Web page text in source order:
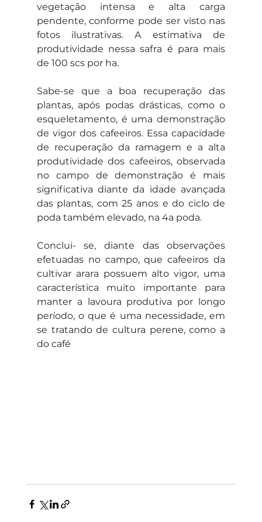
vegetação intensa e alta carga
pendente, conforme pode ser visto nas
fotos ilustrativas. A estimativa de
produtividade nessa safra é para mais
de 100 scs por ha.
Sabe-se que a boa recuperação das
plantas, após podas drásticas, como o
esqueletamento, é uma demonstração
de vigor dos cafeeiros. Essa capacidade
de recuperação da ramagem e a alta
produtividade dos cafeeiros, observada
no campo de demonstração é mais
significativa diante da idade avançada
das plantas, com 25 anos e do ciclo de
poda também elevado, na 4a poda.
Conclui- se, diante das observações
efetuadas no campo, que cafeeiros da
cultivar arara possuem alto vigor, uma
característica muito importante para
manter a lavoura produtiva por longo
período, o que é uma necessidade, em
se tratando de cultura perene, como a
do café